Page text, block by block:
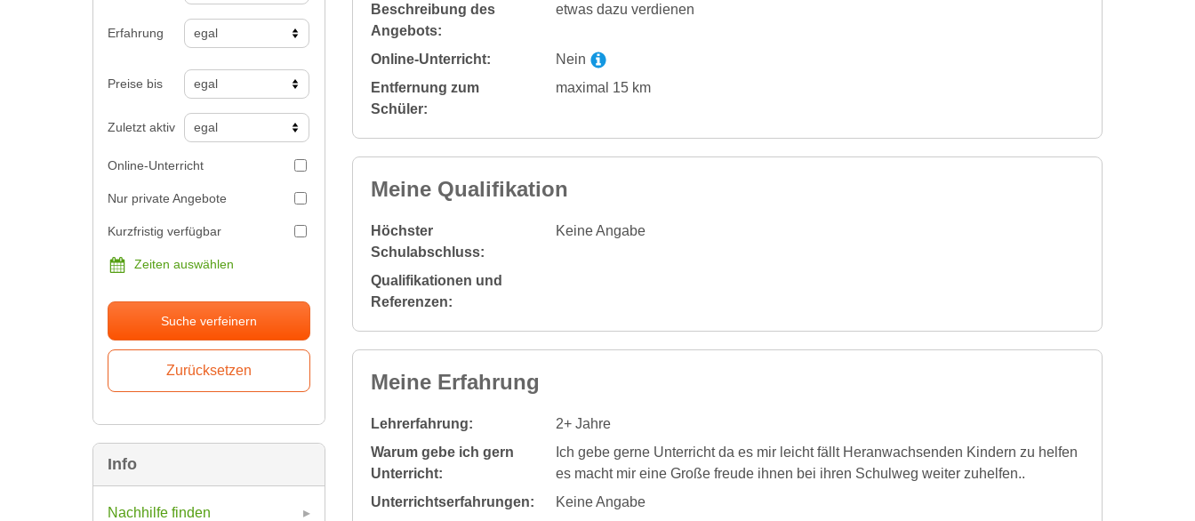
Erfahrung
Preise bis
Zuletzt aktiv
Online-Unterricht
Nur private Angebote
Kurzfristig verfügbar
Zeiten auswählen
Suche verfeinern
Info
Nachhilfe finden
Beschreibung des
Angebots:
etwas dazu verdienen
Online-Unterricht:
Nein
Entfernung zum
Schüler:
maximal 15 km
Meine Qualifikation
Höchster
Schulabschluss:
Keine Angabe
Qualifikationen und
Referenzen:
Meine Erfahrung
Lehrerfahrung:
2+ Jahre
Warum gebe ich gern
Unterricht:
Ich gebe gerne Unterricht da es mir leicht fällt Heranwachsenden Kindern zu helfen
es macht mir eine Große freude ihnen bei ihren Schulweg weiter zuhelfen..
Unterrichtserfahrungen:
Keine Angabe